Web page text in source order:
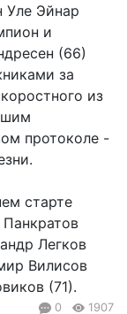
Уле Эйнар
и
(66)
за
из
протоколе -
старте
Легков
Вилисов
(71).
0 1907